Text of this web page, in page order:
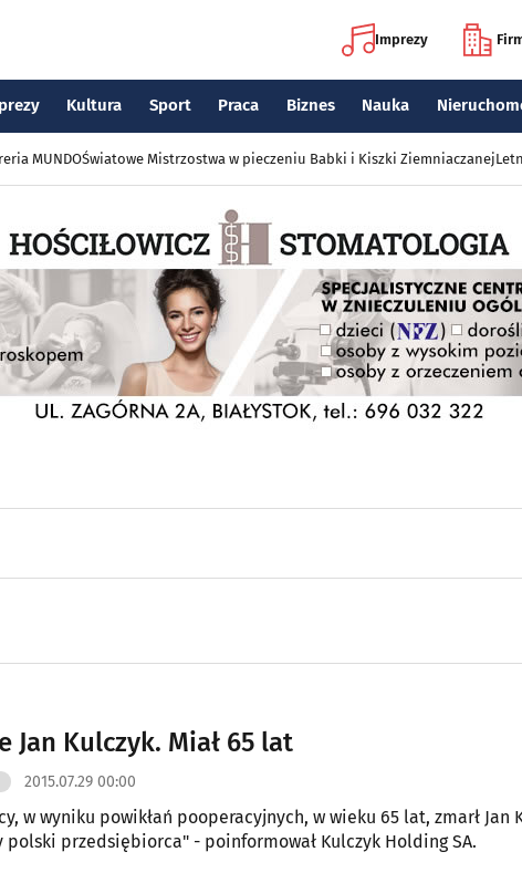
Imprezy
Kultura Sport Praca Biznes Nauka
MUNDOŚwiatowe Mistrzostwa w pieczeniu Babki i Kiszki Ziemniaczanej
Jan Kulczyk. Miał 65 lat
2015.07.29 00:00
w wyniku powikłań pooperacyjnych, w wieku 65 lat, zmarł Jan
polski przedsiębiorca" - poinformował Kulczyk Holding SA.